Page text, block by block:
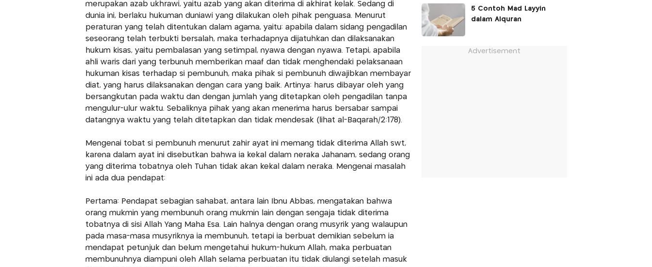
merupakan azab ukhrawi, yaitu azab yang akan diterima di akhirat kelak. Sedang di
dunia ini, berlaku hukuman duniawi yang dilakukan oleh pihak penguasa. Menurut
peraturan yang telah ditentukan dalam agama, yaitu: apabila dalam sidang pengadilan
seseorang telah terbukti bersalah, maka terhadapnya dijatuhkan dan dilaksanakan
hukum kisas, yaitu pembalasan yang setimpal, nyawa dengan nyawa. Tetapi, apabila
ahli waris dari yang terbunuh memberikan maaf dan tidak menghendaki pelaksanaan
hukuman kisas terhadap si pembunuh, maka pihak si pembunuh diwajibkan membayar
diat, yang harus dilaksanakan dengan cara yang baik. Artinya: harus dibayar oleh yang
bersangkutan pada waktu dan dengan jumlah yang ditetapkan oleh pengadilan tanpa
mengulur-ulur waktu. Sebaliknya pihak yang akan menerima harus bersabar sampai
datangnya waktu yang telah ditetapkan dan tidak mendesak (lihat al-Baqarah/2:178).
Mengenai tobat si pembunuh menurut zahir ayat ini memang tidak diterima Allah swt,
karena dalam ayat ini disebutkan bahwa ia kekal dalam neraka Jahanam, sedang orang
yang diterima tobatnya oleh Tuhan tidak akan kekal dalam neraka. Mengenai masalah
ini ada dua pendapat:
Pertama: Pendapat sebagian sahabat, antara lain Ibnu Abbas, mengatakan bahwa
orang mukmin yang membunuh orang mukmin lain dengan sengaja tidak diterima
tobatnya di sisi Allah Yang Maha Esa. Lain halnya dengan orang musyrik yang walaupun
pada masa-masa musyriknya ia membunuh, tetapi ia berbuat demikian sebelum ia
mendapat petunjuk dan belum mengetahui hukum-hukum Allah, maka perbuatan
membunuhnya diampuni oleh Allah selama perbuatan itu tidak diulangi setelah masuk
5 Contoh Mad Layyin
dalam Alquran
Advertisement